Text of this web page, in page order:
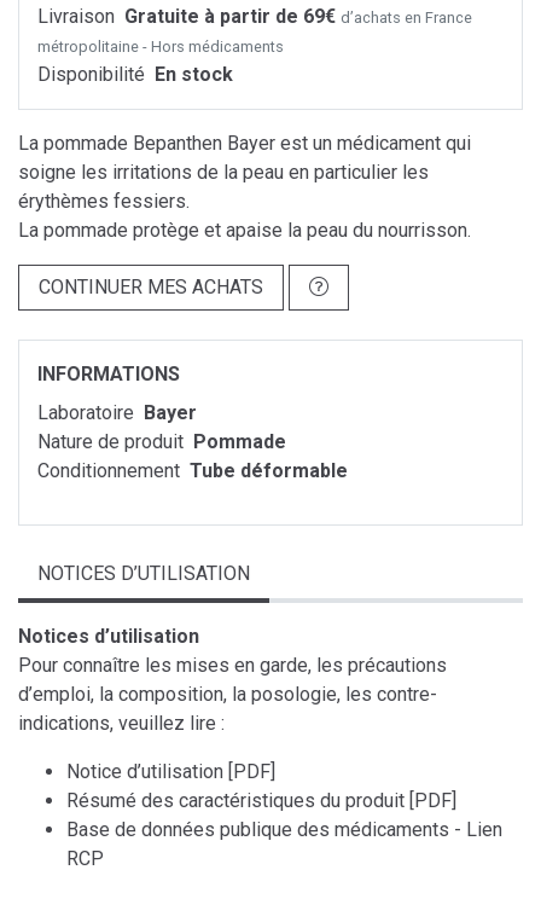
Livraison Gratuite à partir de 69€ d’achats en France
métropolitaine - Hors médicaments
Disponibilité En stock
La pommade Bepanthen Bayer est un médicament qui
soigne les irritations de la peau en particulier les
érythèmes fessiers.
La pommade protège et apaise la peau du nourrisson.
CONTINUER MES ACHATS
INFORMATIONS
Laboratoire Bayer
Nature de produit Pommade
Conditionnement Tube déformable
NOTICES D’UTILISATION
Notices d’utilisation
Pour connaître les mises en garde, les précautions
d’emploi, la composition, la posologie, les contre-
indications, veuillez lire :
Notice d’utilisation [PDF]
Résumé des caractéristiques du produit [PDF]
Base de données publique des médicaments - Lien
RCP